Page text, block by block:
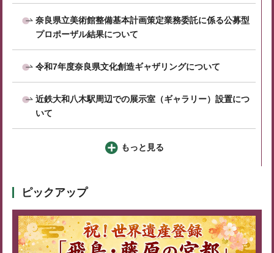
奈良県立美術館整備基本計画策定業務委託に係る公募型
プロポーザル結果について
令和7年度奈良県文化創造ギャザリングについて
近鉄大和八木駅周辺での展示室（ギャラリー）設置につ
いて
もっと見る
ピックアップ